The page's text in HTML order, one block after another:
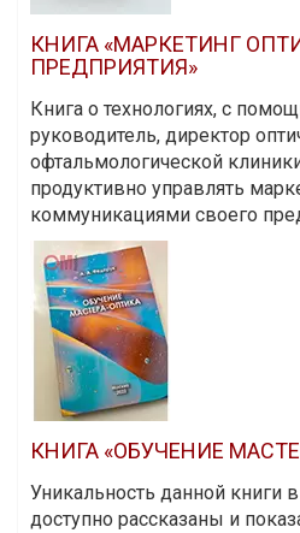
КНИГА «МАРКЕТИНГ
ПРЕДПРИЯТИЯ»
Книга о технологиях, с
руководитель, директор
офтальмологической
продуктивно управлять
коммуникациями своего
КНИГА «ОБУЧЕНИЕ
Уникальность данной книги
доступно рассказаны и